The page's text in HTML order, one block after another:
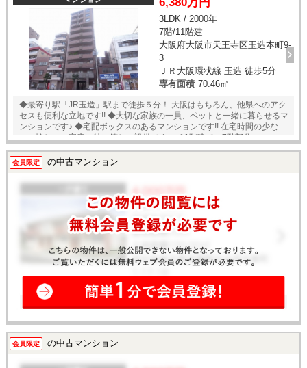
日時でご内覧可能！★ 当店までお電話いただくか、もしくは24時間対応
可能「内覧予約・お問い合わせ」フォームよりお問い合わせ下さい！ ◎
当社ではネットで他社様が広告している物件も同時に紹介・案内可能で
す。 併せて内覧を希望される際は、物件名を担当者までお申し付け下さ
い。
3LDK / 2000年
7階/11階建
大阪府大阪市天王寺区玉造本町9-
3
ＪＲ大阪環状線 玉造 徒歩5分
専有面積 70.46㎡
◆最寄り駅「JR玉造」駅まで徒歩５分！ 大阪はもちろん、他県へのアク
セスも便利な立地です!! ◆大切な家族の一員、ペットと一緒に暮らせるマ
ンションです♪ ◆宅配ボックスのあるマンションです!! 在宅時間の少な
い、忙しいご家庭に特に嬉しい設備です♪ ◆11階建ての7階部分・
良好です♪ ◆浴室に窓があり、いつでも換気できます♪ ☆只今 売主様お住
まいの為、内覧ご希望のお客様は事前にご連絡下さいませ☆ ◎当社では
ネットで他社様が広告している物件も同時に紹介・案内可能です。 併せ
て内覧を希望される際は、物件名を担当者までお申し付け下さい。
会員限定 の中古マンション
会員限定 の中古マンション